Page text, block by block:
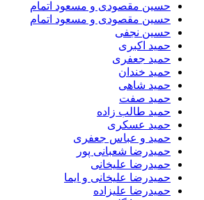
حسین مقصودى و مسعود اتمام
حسین مقصودی و مسعود اتمام
حسین نجفی
حمید اکبری
حمید جعفری
حمید خندان
حمید شاهی
حمید صفت
حمید طالب زاده
حمید عسکری
حمید و عباس جعفری
حمیدرضا شعبانی پور
حمیدرضا علیخانی
حمیدرضا علیخانی و ایما
حمیدرضا علیزاده